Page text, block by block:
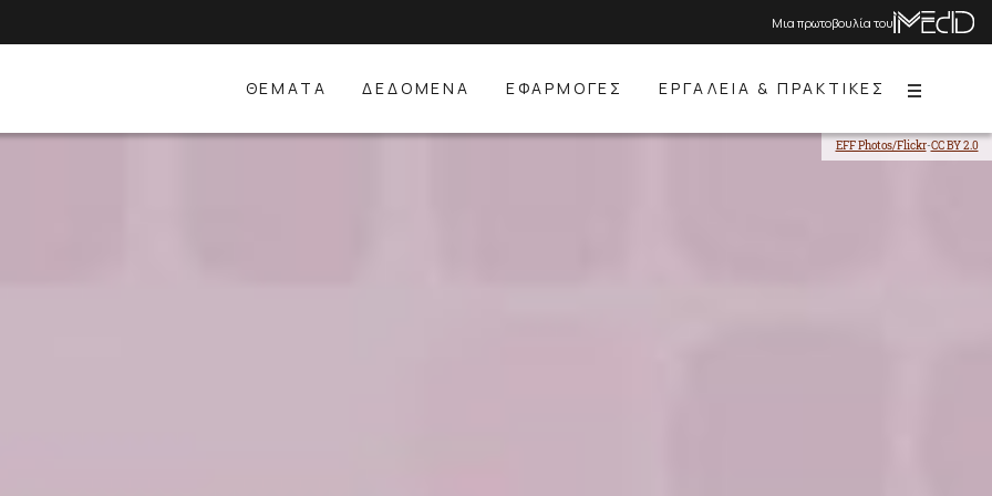
Μια πρωτοβουλία του
ΘΕΜΑΤΑ ΔΕΔΟΜΕΝΑ ΕΦΑΡΜΟΓΕΣ ΕΡΓΑΛΕΙΑ & ΠΡΑΚΤΙΚΕΣ Menu
EFF Photos/Flickr-CC BY 2.0